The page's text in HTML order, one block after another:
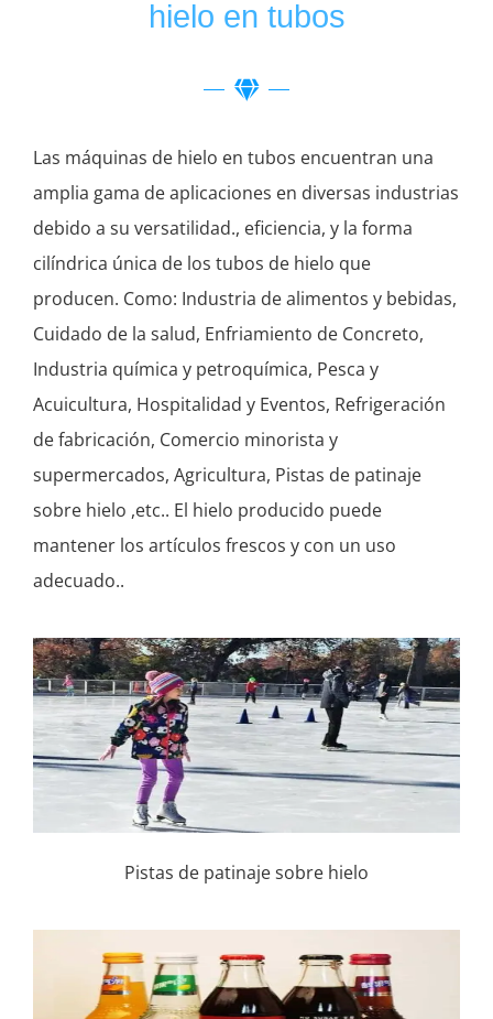
hielo en tubos
Las máquinas de hielo en tubos encuentran una
amplia gama de aplicaciones en diversas industrias
debido a su versatilidad., eficiencia, y la forma
cilíndrica única de los tubos de hielo que
producen. Como: Industria de alimentos y bebidas,
Cuidado de la salud, Enfriamiento de Concreto,
Industria química y petroquímica, Pesca y
Acuicultura, Hospitalidad y Eventos, Refrigeración
de fabricación, Comercio minorista y
supermercados, Agricultura, Pistas de patinaje
sobre hielo ,etc.. El hielo producido puede
mantener los artículos frescos y con un uso
adecuado..
Pistas de patinaje sobre hielo